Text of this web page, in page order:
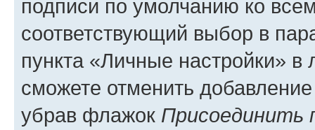
подписи по умолчанию ко
соответствующий выбор в
пункта «Личные настройки»
сможете отменить
убрав флажок Присоединить